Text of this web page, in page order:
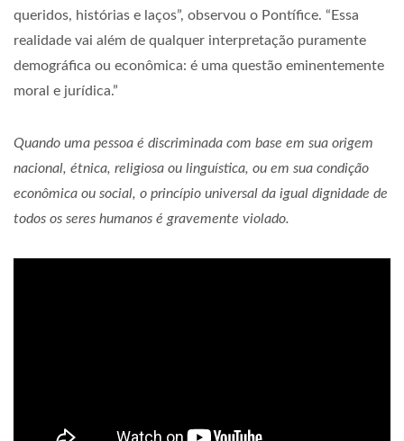
queridos, histórias e laços”, observou o Pontífice. “Essa
realidade vai além de qualquer interpretação puramente
demográfica ou econômica: é uma questão eminentemente
moral e jurídica.”
Quando uma pessoa é discriminada com base em sua origem
nacional, étnica, religiosa ou linguística, ou em sua condição
econômica ou social, o princípio universal da igual dignidade de
todos os seres humanos é gravemente violado.